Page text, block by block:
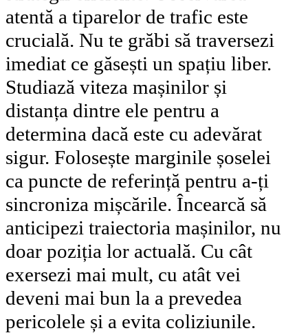
atentă a tiparelor de trafic este
crucială. Nu te grăbi să traversezi
imediat ce găsești un spațiu liber.
Studiază viteza mașinilor și
distanța dintre ele pentru a
determina dacă este cu adevărat
sigur. Folosește marginile șoselei
ca puncte de referință pentru a-ți
sincroniza mișcările. Încearcă să
anticipezi traiectoria mașinilor, nu
doar poziția lor actuală. Cu cât
exersezi mai mult, cu atât vei
deveni mai bun la a prevedea
pericolele și a evita coliziunile.